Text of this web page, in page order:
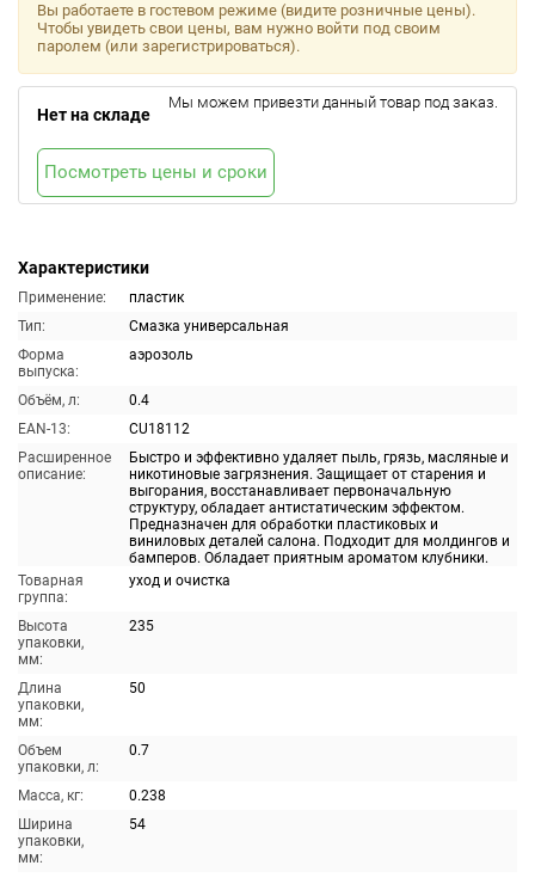
Характеристики
Применение:
пластик
Тип:
Смазка универсальная
Форма
выпуска:
аэрозоль
Объём, л:
0.4
EAN-13:
CU18112
Расширенное
описание:
Быстро и эффективно удаляет пыль, грязь, масляные и
никотиновые загрязнения. Защищает от старения и
выгорания, восстанавливает первоначальную
структуру, обладает антистатическим эффектом.
Предназначен для обработки пластиковых и
виниловых деталей салона. Подходит для молдингов и
бамперов. Обладает приятным ароматом клубники.
Товарная
группа:
уход и очистка
Высота
упаковки,
мм:
235
Длина
упаковки,
мм:
50
Объем
упаковки, л:
0.7
Масса, кг:
0.238
Ширина
упаковки,
мм:
54
Вы работаете в гостевом режиме (видите розничные цены).
Чтобы увидеть свои цены, вам нужно войти под своим
паролем (или зарегистрироваться).
Нет на складе
Мы можем привезти данный товар под заказ.
Посмотреть цены и сроки